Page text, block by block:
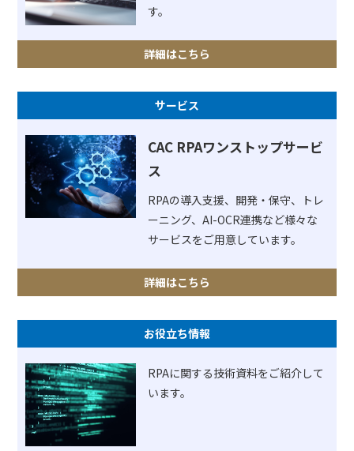
す。
詳細はこちら
サービス
CAC RPAワンストップサービ
ス
RPAの導入支援、開発・保守、トレ
ーニング、AI-OCR連携など様々な
サービスをご用意しています。
詳細はこちら
お役立ち情報
RPAに関する技術資料をご紹介して
います。